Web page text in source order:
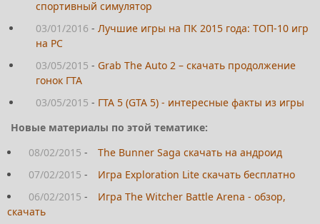
спортивный симулятор
03/01/2016 - Лучшие игры на ПК 2015 года: ТОП-10 игр
на PC
03/05/2015 - Grab The Auto 2 – скачать продолжение
гонок ГТА
03/05/2015 - ГТА 5 (GTA 5) - интересные факты из игры
Новые материалы по этой тематике:
08/02/2015 -
The Bunner Saga скачать на андроид
07/02/2015 -
Игра Exploration Lite скачать бесплатно
06/02/2015 -
Игра The Witcher Battle Arena - обзор,
скачать